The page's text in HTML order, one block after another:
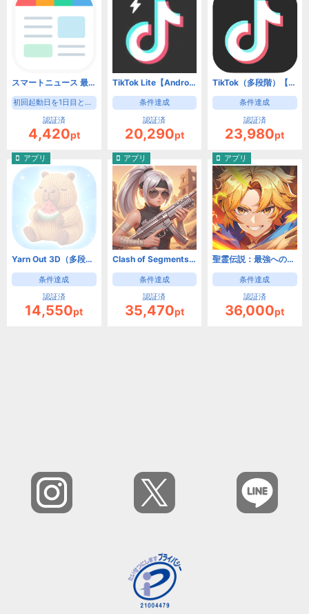
スマートニュース 最新ニュースや天気・天気予報、クーポンも（初回起動日を1日目として8日目の起動）【Android】
初回起動日を1日目として8日目の起動
認証済
4,420pt
TikTok Lite【Android】
条件達成
認証済
20,290pt
TikTok（多段階）【Android】
条件達成
認証済
23,980pt
アプリ
Yarn Out 3D（多段階）【Android】
条件達成
認証済
14,550pt
アプリ
Clash of Segments【Android】
条件達成
認証済
35,470pt
アプリ
聖霊伝説：最強への道【Android】
条件達成
認証済
36,000pt